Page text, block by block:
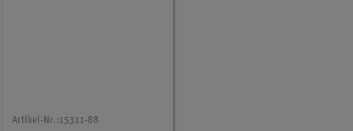
Artikel-Nr.:15311-88